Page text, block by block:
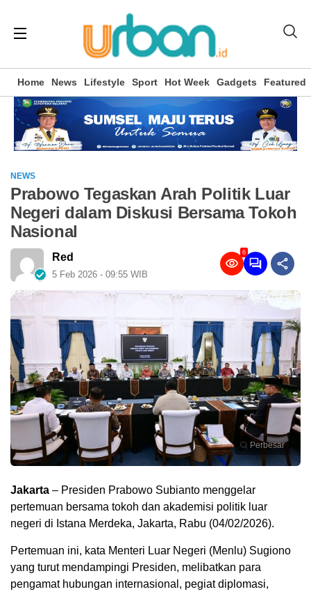
Home News Lifestyle Sport Hot Week Gadgets Featured
NEWS
Prabowo Tegaskan Arah Politik Luar
Negeri dalam Diskusi Bersama Tokoh
Nasional
Red
5 Feb 2026 - 09:55 WIB
6
Perbesar
Jakarta – Presiden Prabowo Subianto menggelar
pertemuan bersama tokoh dan akademisi politik luar
negeri di Istana Merdeka, Jakarta, Rabu (04/02/2026).
Pertemuan ini, kata Menteri Luar Negeri (Menlu) Sugiono
yang turut mendampingi Presiden, melibatkan para
pengamat hubungan internasional, pegiat diplomasi,